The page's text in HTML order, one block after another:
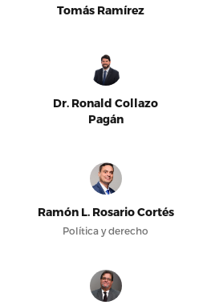
Tomás Ramírez
Dr. Ronald Collazo
Pagán
Ramón L. Rosario Cortés
Política y derecho